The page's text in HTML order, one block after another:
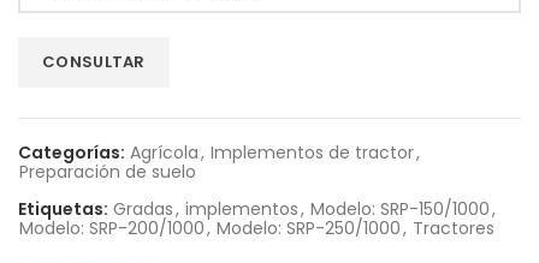
Categorías: Agrícola, Implementos de tractor,
Preparación de suelo
Etiquetas: Gradas, implementos, Modelo: SRP-150/1000,
Modelo: SRP-200/1000, Modelo: SRP-250/1000, Tractores